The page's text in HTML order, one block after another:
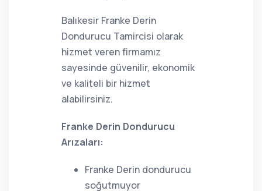
Balıkesir Franke Derin
Dondurucu Tamircisi olarak
hizmet veren firmamız
sayesinde güvenilir, ekonomik
ve kaliteli bir hizmet
alabilirsiniz.
Franke Derin Dondurucu
Arızaları:
Franke Derin dondurucu
soğutmuyor